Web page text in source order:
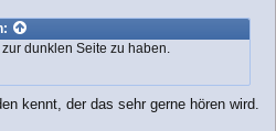
dunklen Seite zu haben.
kennt, der das sehr gerne hören wird.